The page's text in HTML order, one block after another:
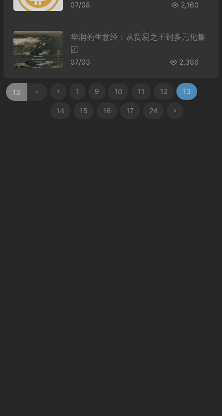
07/08 2,160
华润的生意经：从贸易之王到多元化集
团
07/03 2,386
1 9 10 11 12 13
14 15 16 17 24